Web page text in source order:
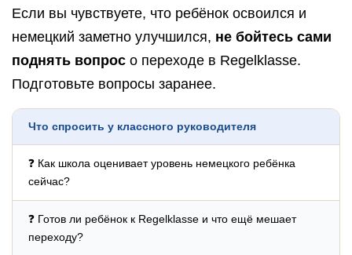
Если вы чувствуете, что ребёнок освоился и
немецкий заметно улучшился, не бойтесь сами
поднять вопрос о переходе в Regelklasse.
Подготовьте вопросы заранее.
Что спросить у классного руководителя
❓ Как школа оценивает уровень немецкого ребёнка
сейчас?
❓ Готов ли ребёнок к Regelklasse и что ещё мешает
переходу?